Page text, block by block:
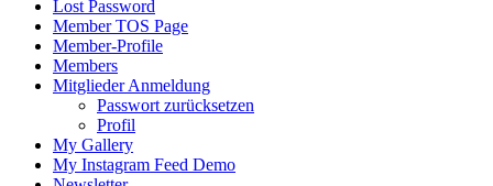
Lost Password
Member TOS Page
Member-Profile
Members
Mitglieder Anmeldung
Passwort zurücksetzen
Profil
My Gallery
My Instagram Feed Demo